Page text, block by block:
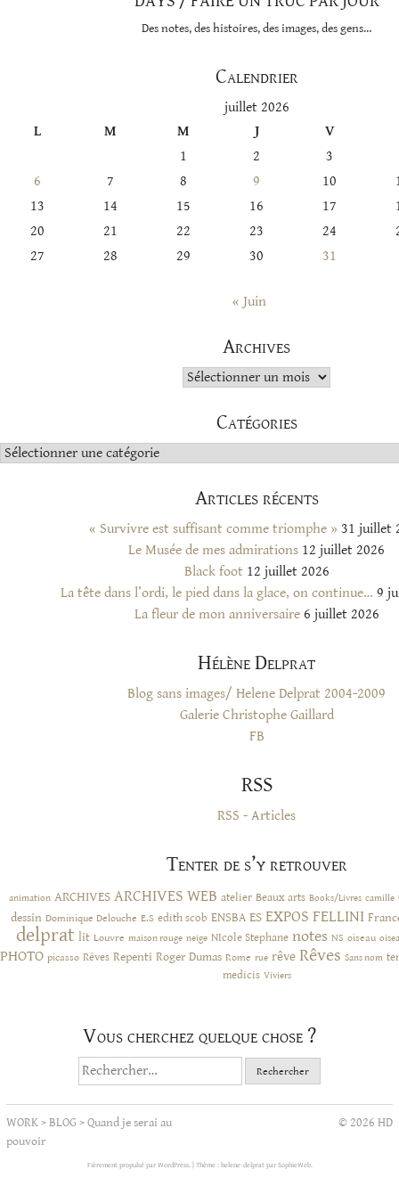
Des notes, des histoires, des images, des gens…
Calendrier
juillet 2026
L
M M J
V
1
2
3
6
7 8 9 10
13
14 15 16 17
20
21 22 23 24
27
28 29 30 31
« Juin
Archives
Archives
Catégories
Catégories
Articles récents
« Survivre est suffisant comme triomphe » 31 juillet
Le Musée de mes admirations 12 juillet 2026
Black foot 12 juillet 2026
La tête dans l’ordi, le pied dans la glace, on continue… 9
La fleur de mon anniversaire 6 juillet 2026
Hélène Delprat
Blog sans images/ Helene Delprat 2004-2009
Galerie Christophe Gaillard
FB
RSS
RSS - Articles
Tenter de s’y retrouver
animation ARCHIVES ARCHIVES WEB atelier Beaux arts Books/Livres camille
dessin Dominique Delouche E.S edith scob ENSBA ES EXPOS FELLINI
delprat lit Louvre maison rouge neige NIcole Stephane notes NS oiseau
PHOTO picasso Rêves Repenti Roger Dumas Rome rue rêve Rêves Sans nom
medicis Viviers
Vous cherchez quelque chose ?
Rechercher :
WORK>BLOG>Quand je serai au
pouvoir
© 2026 HD
Fièrement propulsé par WordPress. Thème : helene-delprat par SophieWeb.